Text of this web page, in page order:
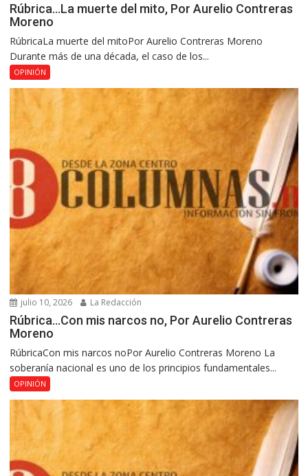
Rúbrica…La muerte del mito, Por Aurelio Contreras
Moreno
RúbricaLa muerte del mitoPor Aurelio Contreras Moreno
Durante más de una década, el caso de los...
OPINIÓN
julio 10, 2026 La Redacción
Rúbrica…Con mis narcos no, Por Aurelio Contreras
Moreno
RúbricaCon mis narcos noPor Aurelio Contreras Moreno La
soberanía nacional es uno de los principios fundamentales...
OPINIÓN